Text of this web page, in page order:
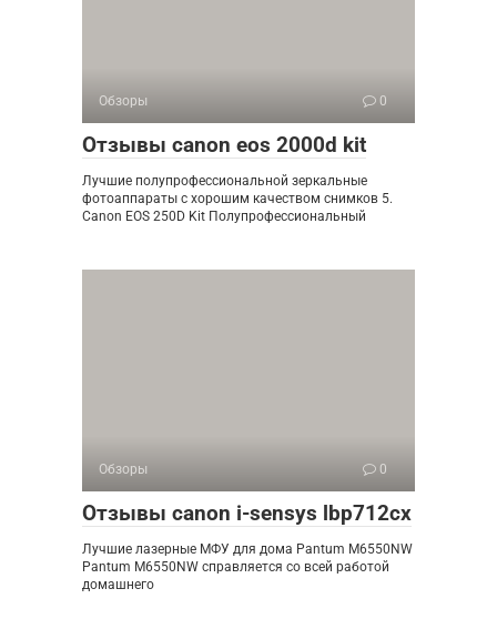
Обзоры 0
Отзывы canon eos 2000d kit
Лучшие полупрофессиональной зеркальные
фотоаппараты с хорошим качеством снимков 5.
Canon EOS 250D Kit Полупрофессиональный
Обзоры 0
Отзывы canon i-sensys lbp712cx
Лучшие лазерные МФУ для дома Pantum M6550NW
Pantum M6550NW справляется со всей работой
домашнего